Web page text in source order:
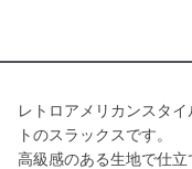
レトロアメリカンスタ
トのスラックスです。
高級感のある生地で仕